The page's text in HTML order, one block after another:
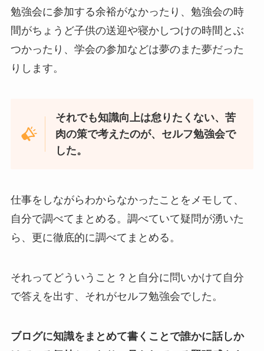
勉強会に参加する余裕がなかったり、勉強会の時
間がちょうど子供の送迎や寝かしつけの時間とぶ
つかったり、学会の参加などは夢のまた夢だった
りします。
それでも知識向上は怠りたくない、苦
肉の策で考えたのが、セルフ勉強会で
した。
仕事をしながらわからなかったことをメモして、
自分で調べてまとめる。調べていて疑問が湧いた
ら、更に徹底的に調べてまとめる。
それってどういうこと？と自分に問いかけて自分
で答えを出す、それがセルフ勉強会でした。
ブログに知識をまとめて書くことで誰かに話しか